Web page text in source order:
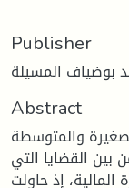
Publisher
بوضياف المسيلة
Abstract
والمتوسطة
بین القضایا التي
إذ حاولت